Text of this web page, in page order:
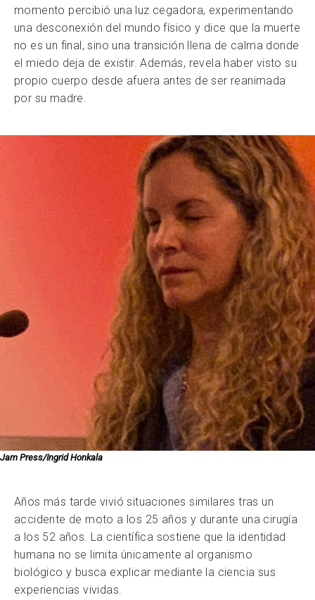
momento percibió una luz cegadora, experimentando
una desconexión del mundo físico y dice que la muerte
no es un final, sino una transición llena de calma donde
el miedo deja de existir. Además, revela haber visto su
propio cuerpo desde afuera antes de ser reanimada
por su madre.
Jam Press/Ingrid Honkala
Años más tarde vivió situaciones similares tras un
accidente de moto a los 25 años y durante una cirugía
a los 52 años. La científica sostiene que la identidad
humana no se limita únicamente al organismo
biológico y busca explicar mediante la ciencia sus
experiencias vividas.